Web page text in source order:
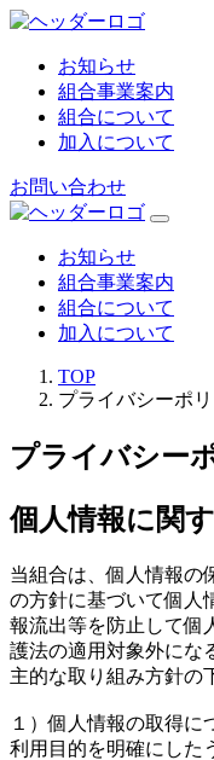
お知らせ
組合事業案内
組合について
加入について
お問い合わせ
お知らせ
組合事業案内
組合について
加入について
TOP
プライバシーポ
プライバシー
個人情報に関
当組合は、個人情報の
の方針に基づいて個人
報流出等を防止して個
護法の適用対象外にな
主的な取り組み方針の
１）個人情報の取得に
利用目的を明確にした